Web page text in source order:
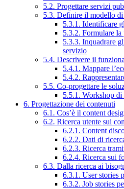
5.2. Progettare servizi
5.3. Definire il modello
5.3.1. Identificare
5.3.2. Formulare
5.3.3. Inquadrare
servizio
5.4. Descrivere il
5.4.1. Mappare
5.4.2.
5.5. Co-progettare le
5.5.1. Workshop
6. Progettazione dei contenuti
6.1. Cos’è il content
6.2. Ricerca utente sui
6.2.1. Content
6.2.2. Dati di
6.2.3. Ricerca
6.2.4. Ricerca sui
6.3. Dalla ricerca ai
6.3.1. User stories
6.3.2. Job stories